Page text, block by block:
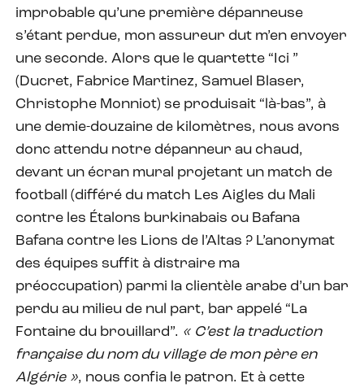
improbable qu’une première dépanneuse
s’étant perdue, mon assureur dut m’en envoyer
une seconde. Alors que le quartette “Ici ”
(Ducret, Fabrice Martinez, Samuel Blaser,
Christophe Monniot) se produisait “là-bas”, à
une demie-douzaine de kilomètres, nous avons
donc attendu notre dépanneur au chaud,
devant un écran mural projetant un match de
football (différé du match Les Aigles du Mali
contre les Étalons burkinabais ou Bafana
Bafana contre les Lions de l’Altas ? L’anonymat
des équipes suffit à distraire ma
préoccupation) parmi la clientèle arabe d’un bar
perdu au milieu de nul part, bar appelé “La
Fontaine du brouillard”. « C’est la traduction
française du nom du village de mon père en
Algérie », nous confia le patron. Et à cette